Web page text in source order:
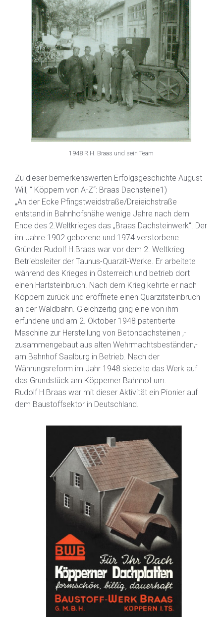
1948 R.H. Braas und sein Team
Zu dieser bemerkenswerten Erfolgsgeschichte August
Will, “ Köppern von A-Z“: Braas Dachsteine1)
„An der Ecke Pfingstweidstraße/Dreieichstraße
entstand in Bahnhofsnähe wenige Jahre nach dem
Ende des 2.Weltkrieges das „Braas Dachsteinwerk“. Der
im Jahre 1902 geborene und 1974 verstorbene
Gründer Rudolf H.Braas war vor dem 2. Weltkrieg
Betriebsleiter der Taunus-Quarzit-Werke. Er arbeitete
während des Krieges in Österreich und betrieb dort
einen Hartsteinbruch. Nach dem Krieg kehrte er nach
Köppern zurück und eröffnete einen Quarzitsteinbruch
an der Waldbahn. Gleichzeitig ging eine von ihm
erfundene und am 2. Oktober 1948 patentierte
Maschine zur Herstellung von Betondachsteinen ,-
zusammengebaut aus alten Wehrmachtsbeständen,-
am Bahnhof Saalburg in Betrieb. Nach der
Währungsreform im Jahr 1948 siedelte das Werk auf
das Grundstück am Köpperner Bahnhof um.
Rudolf H.Braas war mit dieser Aktivität ein Pionier auf
dem Baustoffsektor in Deutschland.